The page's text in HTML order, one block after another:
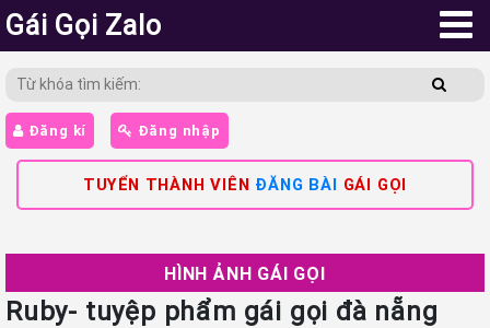
Gái Gọi Zalo
Đăng kí Đăng nhập
TUYỂN THÀNH VIÊN ĐĂNG BÀI GÁI GỌI
HÌNH ẢNH GÁI GỌI
Ruby- tuyệp phẩm gái gọi đà nẵng